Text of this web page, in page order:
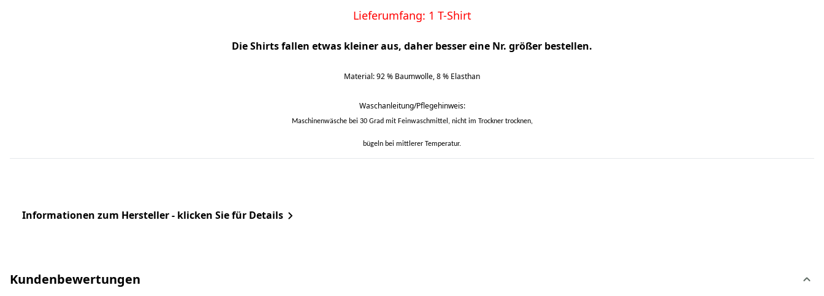
Lieferumfang: 1 T-Shirt
Die Shirts fallen etwas kleiner aus, daher besser eine Nr. größer bestellen.
Material: 92 % Baumwolle, 8 % Elasthan
Waschanleitung/Pflegehinweis:
Maschinenwäsche bei 30 Grad mit Feinwaschmittel, nicht im Trockner trocknen,
bügeln bei mittlerer Temperatur.
Informationen zum Hersteller - klicken Sie für Details
Kundenbewertungen